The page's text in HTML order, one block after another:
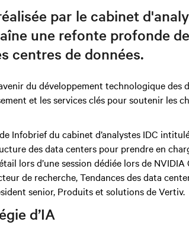
par le cabinet
une refonte profonde
centres de données.
du développement technologique des
et les services clés pour soutenir les
Infobrief du cabinet d’analystes IDC
des data centers pour prendre en
lors d’une session dédiée lors de NVIDIA
de recherche, Tendances des data
senior, Produits et solutions de Vertiv.
d’IA